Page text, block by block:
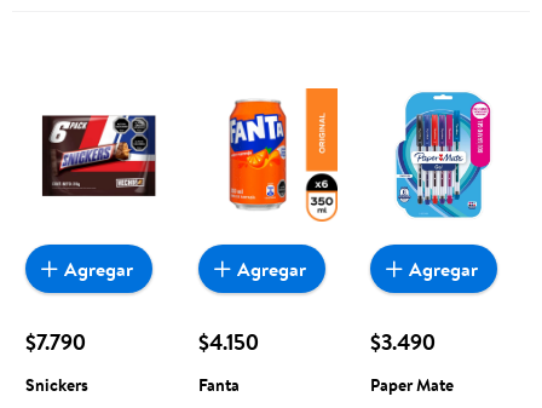
$7.790
Snickers
Agregar
$4.150
Fanta
Agregar
$3.490
Paper Mate
Agregar